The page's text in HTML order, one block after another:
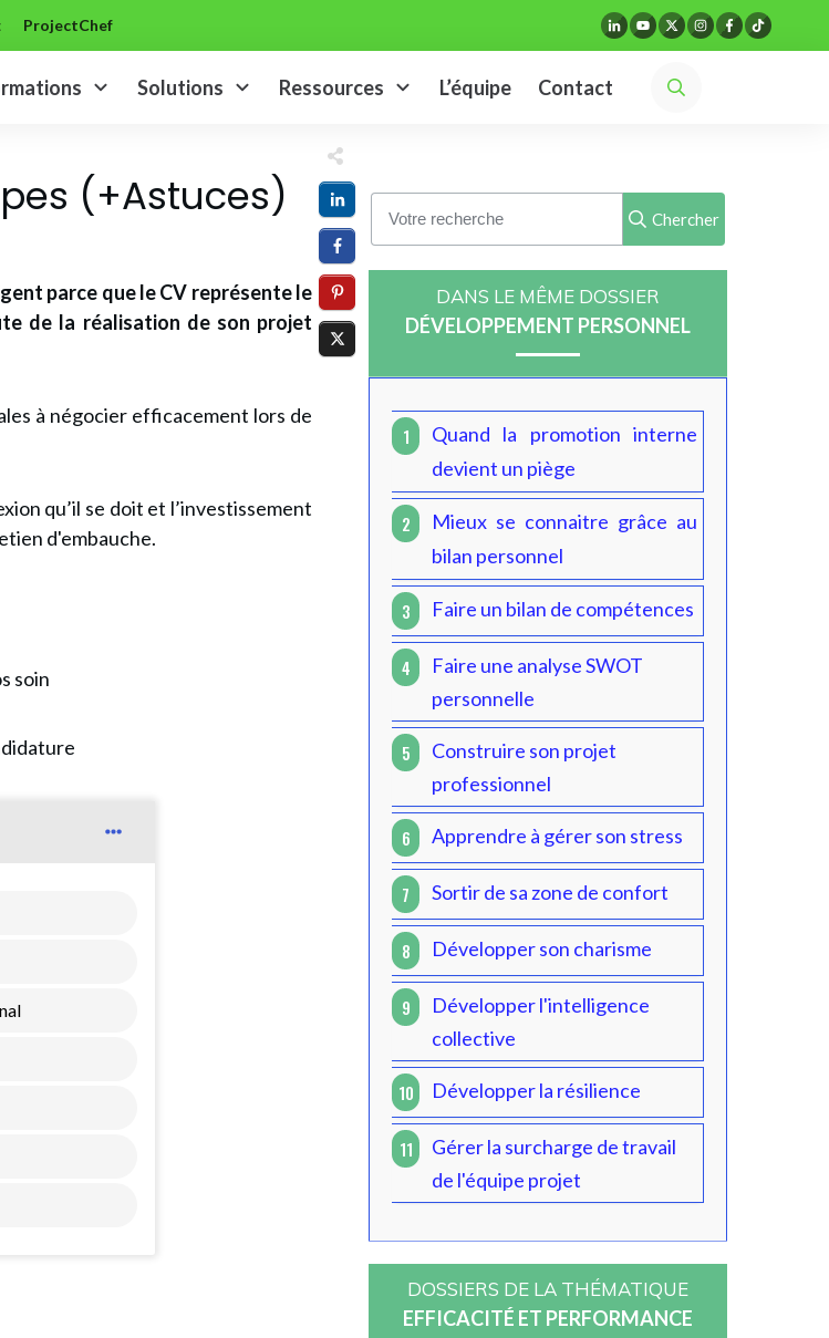
ProjectChef
Solutions Ressources L’équipe Contact
(+Astuces)
parce que le CV représente le
de la réalisation de son projet
à négocier efficacement lors de
qu’il se doit et l’investissement
d'embauche.
soin
Chercher
DANS LE MÊME DOSSIER
DÉVELOPPEMENT PERSONNEL
1
Quand la promotion interne
devient un piège
2
Mieux se connaitre grâce au
bilan personnel
3 Faire un bilan de compétences
4
Faire une analyse SWOT
personnelle
5
Construire son projet
professionnel
6 Apprendre à gérer son stress
7 Sortir de sa zone de confort
8 Développer son charisme
9
Développer l'intelligence
collective
10 Développer la résilience
11
Gérer la surcharge de travail
de l'équipe projet
DOSSIERS DE LA THÉMATIQUE
EFFICACITÉ ET PERFORMANCE